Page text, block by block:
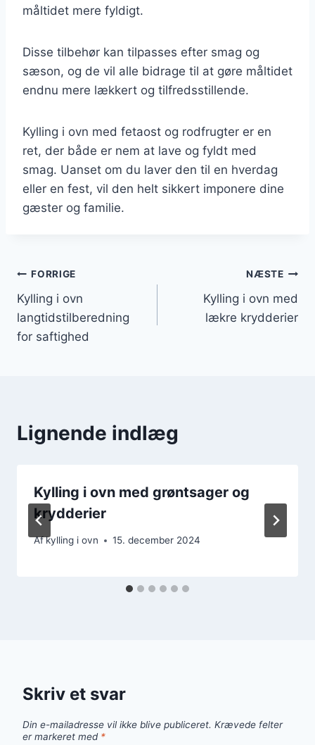
måltidet mere fyldigt.
Disse tilbehør kan tilpasses efter smag og
sæson, og de vil alle bidrage til at gøre måltidet
endnu mere lækkert og tilfredsstillende.
Kylling i ovn med fetaost og rodfrugter er en
ret, der både er nem at lave og fyldt med
smag. Uanset om du laver den til en hverdag
eller en fest, vil den helt sikkert imponere dine
gæster og familie.
Indlægsnavigation
FORRIGE
Kylling i ovn
langtidstilberedning
for saftighed
NÆSTE
Kylling i ovn med
lækre krydderier
Lignende indlæg
Kylling i ovn med grøntsager og
krydderier
Afkylling i ovn 15. december 2024
Skriv et svar
Din e-mailadresse vil ikke blive publiceret. Krævede felter
er markeret med *